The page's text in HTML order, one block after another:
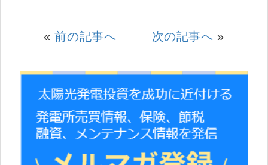
«前の記事へ 次の記事へ »